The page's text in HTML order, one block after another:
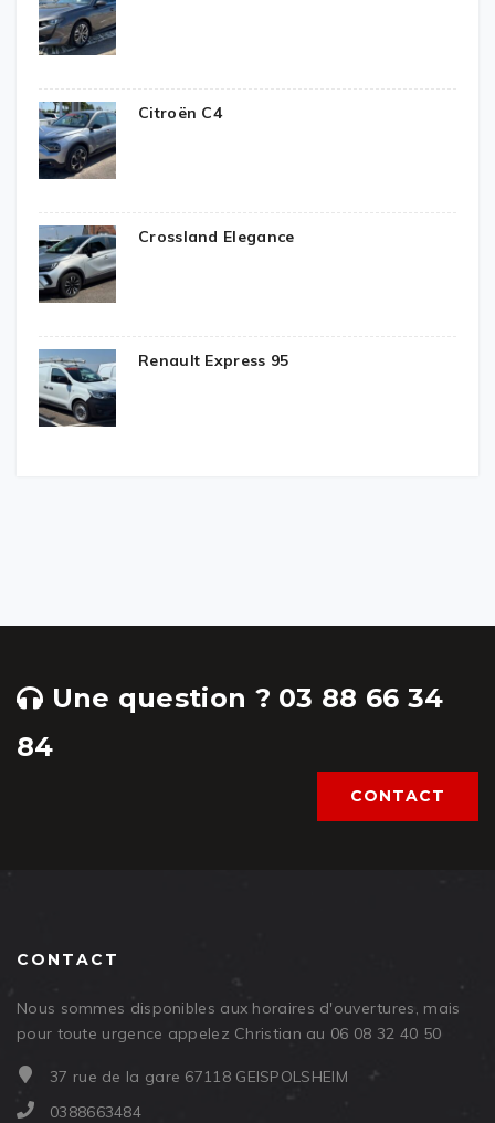
Citroën C4
Crossland Elegance
Renault Express 95
Une question ? 03 88 66 34
84
CONTACT
CONTACT
Nous sommes disponibles aux horaires d'ouvertures, mais
pour toute urgence appelez Christian au 06 08 32 40 50
37 rue de la gare 67118 GEISPOLSHEIM
0388663484